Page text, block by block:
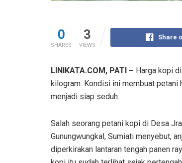
0
SHARES
3
VIEWS
Share
LINIKATA.COM, PATI – Harga kopi
kilogram. Kondisi ini membuat petani
menjadi siap seduh.
Salah seorang petani kopi di Desa
Gunungwungkal, Sumiati menyebut,
diperkirakan lantaran tengah panen